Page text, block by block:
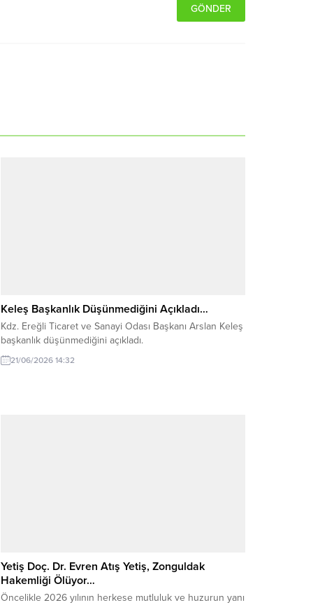
Keleş Başkanlık Düşünmediğini Açıkladı…
Kdz. Ereğli Ticaret ve Sanayi Odası Başkanı Arslan Keleş
başkanlık düşünmediğini açıkladı.
21/06/2026 14:32
Yetiş Doç. Dr. Evren Atış Yetiş, Zonguldak
Hakemliği Ölüyor…
Öncelikle 2026 yılının herkese mutluluk ve huzurun yanı